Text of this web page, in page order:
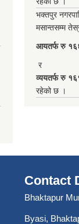
भक्तपुर
मसान्तसम्म
आयतर्फ रु‌
र
व्ययतर्फ रु
रहेको छ ।
Contact
Bhaktapur
Byasi,